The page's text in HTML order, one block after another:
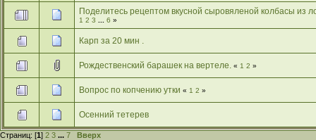
Поделитесь рецептом вкусной сыровяленой колбасы из
1 2 3 6 »
Карп за 20 мин .
Рождественский барашек на вертеле. « 1 2 »
Вопрос по копчению утки « 1 2 »
Осенний тетерев
Страниц: [1] 2 3 ... 7 Вверх